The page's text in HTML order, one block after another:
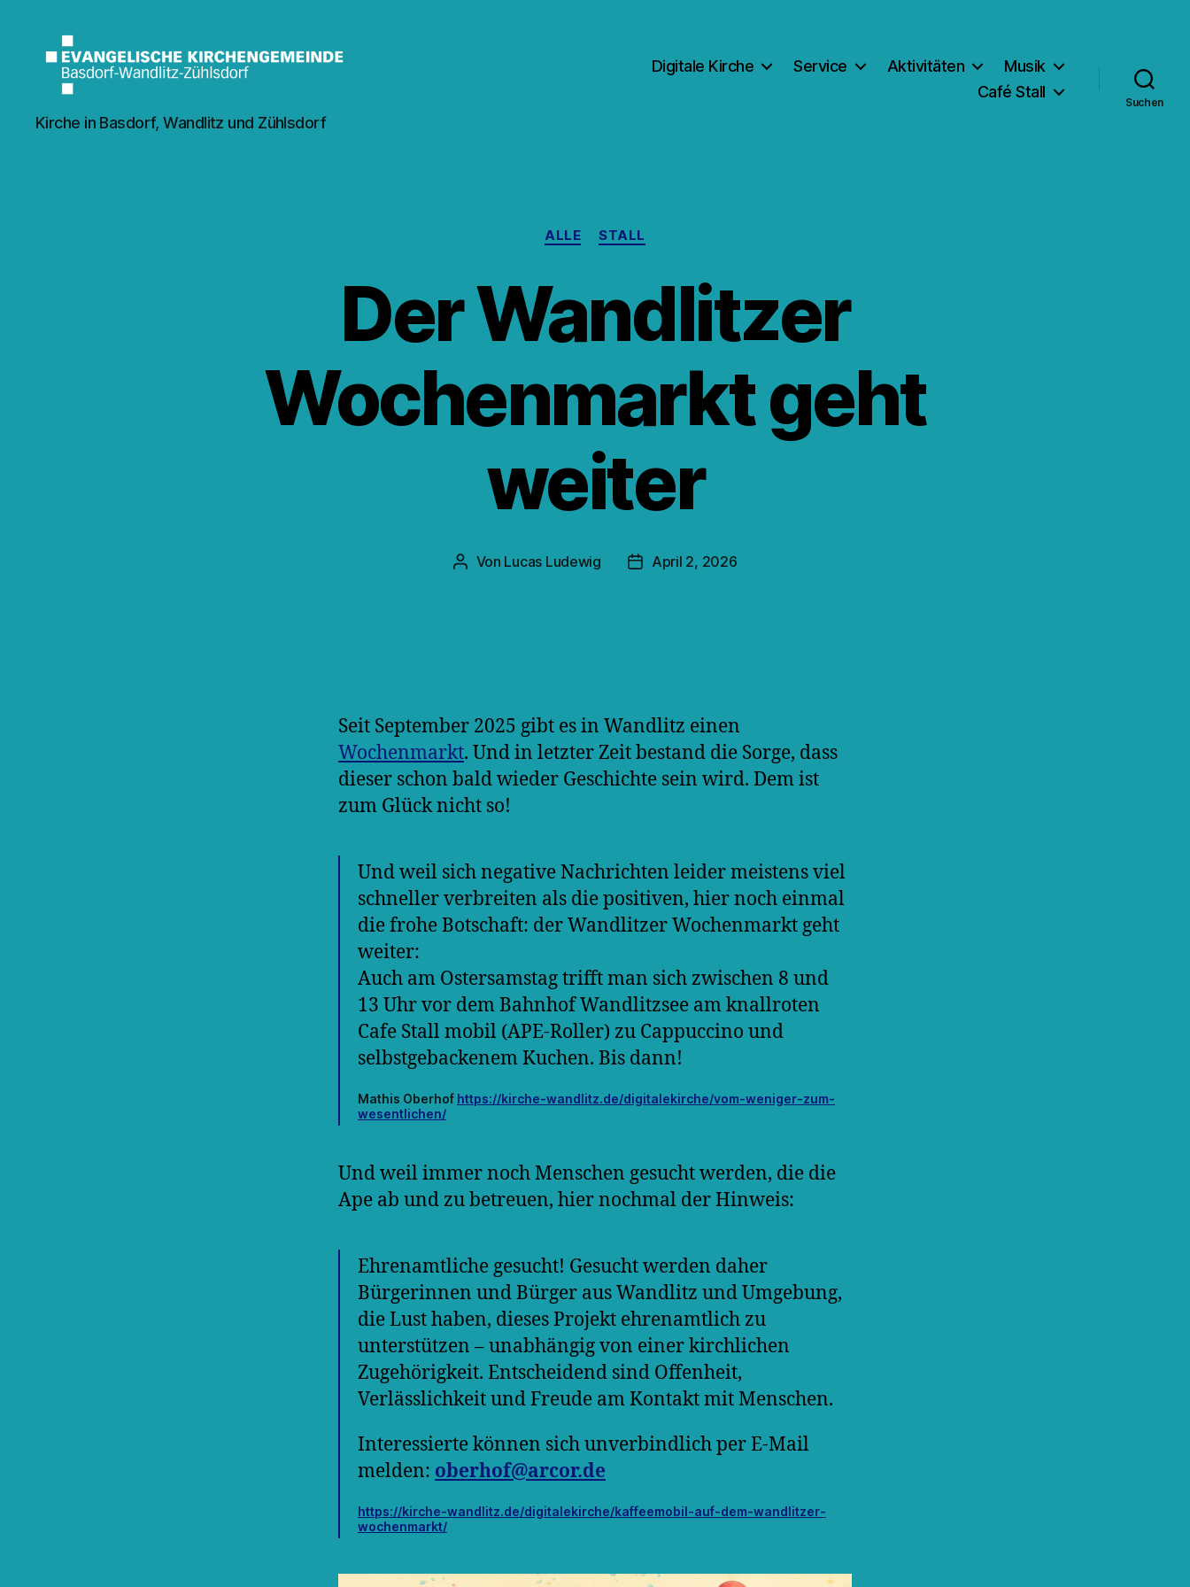
Kirche
Wandlitz
Kirche in Basdorf, Wandlitz und Zühlsdorf
Digitale Kirche Service Aktivitäten
Musik
Café Stall
Suchen
Kategorien
ALLE STALL
Der Wandlitzer
Wochenmarkt geht
weiter
Beitragsautor
Von Lucas Ludewig Veröffentlichungsdatum
April 2, 2026
Seit September 2025 gibt es in Wandlitz einen
Wochenmarkt. Und in letzter Zeit bestand die Sorge, dass
dieser schon bald wieder Geschichte sein wird. Dem ist
zum Glück nicht so!
Und weil sich negative Nachrichten leider meistens viel
schneller verbreiten als die positiven, hier noch einmal
die frohe Botschaft: der Wandlitzer Wochenmarkt geht
weiter:
Auch am Ostersamstag trifft man sich zwischen 8 und
13 Uhr vor dem Bahnhof Wandlitzsee am knallroten
Cafe Stall mobil (APE-Roller) zu Cappuccino und
selbstgebackenem Kuchen. Bis dann!
Mathis Oberhof https://kirche-wandlitz.de/digitalekirche/vom-weniger-zum-
wesentlichen/
Und weil immer noch Menschen gesucht werden, die die
Ape ab und zu betreuen, hier nochmal der Hinweis:
Ehrenamtliche gesucht! Gesucht werden daher
Bürgerinnen und Bürger aus Wandlitz und Umgebung,
die Lust haben, dieses Projekt ehrenamtlich zu
unterstützen – unabhängig von einer kirchlichen
Zugehörigkeit. Entscheidend sind Offenheit,
Verlässlichkeit und Freude am Kontakt mit Menschen.
Interessierte können sich unverbindlich per E-Mail
melden: oberhof@arcor.de
https://kirche-wandlitz.de/digitalekirche/kaffeemobil-auf-dem-wandlitzer-
wochenmarkt/